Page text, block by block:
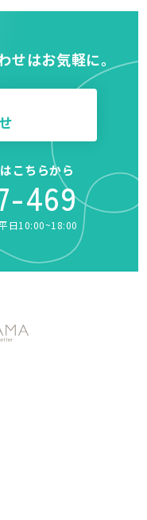
はお気軽に。
こちらから
469
日10:00~18:00